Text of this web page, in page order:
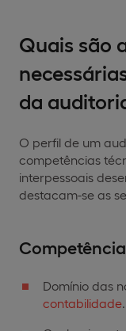
Quais são
da
O perfil de um
competências
interpessoais
destacam-se as
Domínio das
contabilidade